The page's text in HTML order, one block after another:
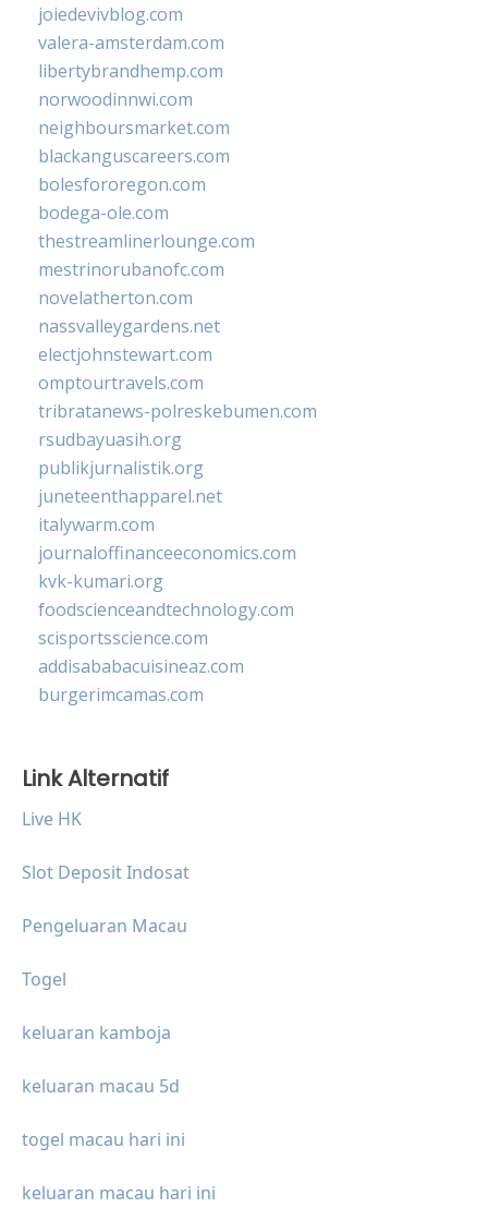
joiedevivblog.com
valera-amsterdam.com
libertybrandhemp.com
norwoodinnwi.com
neighboursmarket.com
blackanguscareers.com
bolesfororegon.com
bodega-ole.com
thestreamlinerlounge.com
mestrinorubanofc.com
novelatherton.com
nassvalleygardens.net
electjohnstewart.com
omptourtravels.com
tribratanews-polreskebumen.com
rsudbayuasih.org
publikjurnalistik.org
juneteenthapparel.net
italywarm.com
journaloffinanceeconomics.com
kvk-kumari.org
foodscienceandtechnology.com
scisportsscience.com
addisababacuisineaz.com
burgerimcamas.com
Link Alternatif
Live HK
Slot Deposit Indosat
Pengeluaran Macau
Togel
keluaran kamboja
keluaran macau 5d
togel macau hari ini
keluaran macau hari ini